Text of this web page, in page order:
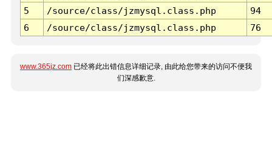
5
/source/class/jzmysql.class.php
94
6
/source/class/jzmysql.class.php 76
www.365jz.com 已经将此出错信息详细记录, 由此给您带来的访问不便我
们深感歉意.